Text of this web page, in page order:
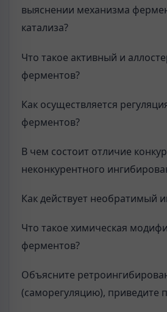
выяснении механизма
катализа?
Что такое активный и
ферментов?
Как осуществляется
ферментов?
В чем состоит отличие
неконкурентного
Как действует необратимый
Что такое химическая
ферментов?
Объясните
(саморегуляцию), приведите